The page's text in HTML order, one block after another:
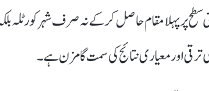
پر پہلا مقام حاصل کر کے نہ صرف شہر کورٹلہ
ترقی اور معیاری نتائج کی سمت گامزن ہے۔